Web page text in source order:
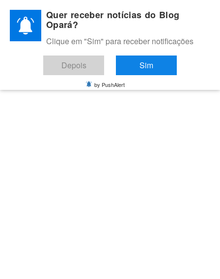
content
BLOG OPARÁ
Melhores notícias de Juazeiro, Petrolina e do Vale do São
Francisco
Quer receber notícias do Blog
Opará?
Clique em "Sim" para receber notificações
Depois Sim
by PushAlert